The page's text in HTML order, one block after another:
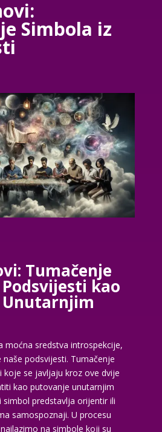
Simbola iz
Tumačenje
kao
moćna sredstva introspekcije,
naše podsvijesti. Tumačenje
koje se javljaju kroz ove dvije
kao putovanje unutarnjim
predstavlja orijentir ili
samospoznaji. U procesu
na simbole koji su